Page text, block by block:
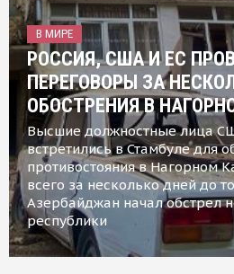
В МИРЕ
РОССИЯ, США И ЕС
ПЕРЕГОВОРЫ ЗА
ОБОСТРЕНИЯ В
Высшие должностные лица
встретились в Стамбуле для
противостояния в Нагорном
всего за несколько дней до
Азербайджан начал обстрел
республики